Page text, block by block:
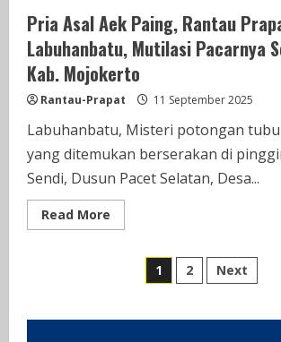
Pria Asal Aek Paing, Rantau
Labuhanbatu, Mutilasi Pacarnya
Kab. Mojokerto
Rantau-Prapat 11 September 2025
Labuhanbatu, Misteri potongan
yang ditemukan berserakan di
Sendi, Dusun Pacet Selatan, Desa...
Read More
more
Paing,Paginasi
pos
1 2 Next